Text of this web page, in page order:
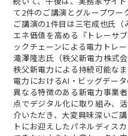
て2件のご講演とグループワー
ご講演の1件目は三宅成也氏
エネ価値を高める『トレーサ
ックチェーンによる電力トレ
滝澤隆志氏（秩父新電力株式
秩父新電力による持続可能な
電力におけるAI・ビッグデー
異なる特徴のある新電力事業
点でデジタル化に取り組み、
介いただき、大変興味深いご
トにお迎えしたパネルディス